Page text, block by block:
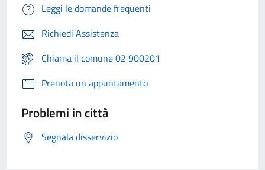
Leggi le domande frequenti
Richiedi Assistenza
Chiama il comune 02 900201
Prenota un appuntamento
Problemi in città
Segnala disservizio